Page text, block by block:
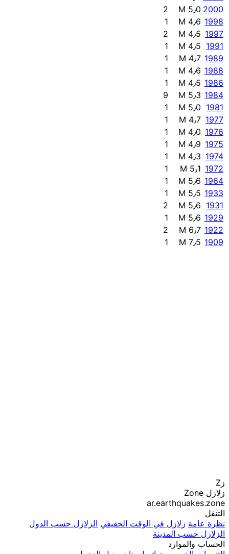
2000 M 5٫0
2
1998 M 4٫6
1
1997 M 4٫5
2
1991 M 4٫5
1
1989 M 4٫7
1
1988 M 4٫6
1
1986 M 4٫5
1
1984 M 5٫3
9
1981 M 5٫0
1
1977 M 4٫7
1
1976 M 4٫0
1
1975 M 4٫9
1
1974 M 4٫3
1
1972 M 5٫1
1
1964 M 5٫6
1
1933 M 5٫5
1
1931 M 5٫6
2
1929 M 5٫6
1
1922 M 6٫7
2
1909 M 7٫5 1
زZ
زلازل Zone
ar.earthquakes.zone
التنقل
نظرة عامة زلازل في الوقت الحقيقي الزلازل حسب الدول
الزلازل حسب المدينة
الحساب والموارد